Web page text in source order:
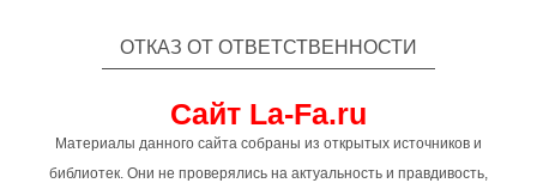
ОТКАЗ ОТ ОТВЕТСТВЕННОСТИ
Сайт La-Fa.ru
Материалы данного сайта собраны из открытых источников и
библиотек. Они не проверялись на актуальность и правдивость,